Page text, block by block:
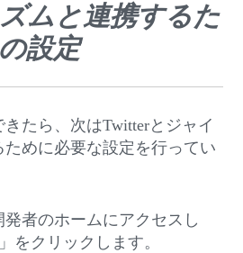
ムと連携するた
設定
たら、次はTwitterとジャイ
めに必要な設定を行ってい
者のホームにアクセスし
をクリックします。